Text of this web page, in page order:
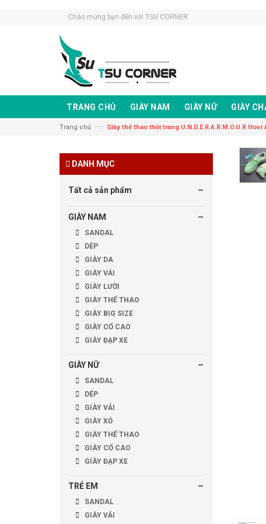
Chào mừng bạn đến với TSU CORNER
TRANG CHỦ GIÀY NAM GIÀY NỮ GIÀY
Trang chủ —› Giày thể thao thời trang U.N.D.E.R A.R.M.O.U.R
DANH MỤC
Tất cả sản phẩm
GIÀY NAM
SANDAL
DÉP
GIÀY DA
GIÀY VẢI
GIÀY LƯỜI
GIÀY THỂ THAO
GIÀY BIG SIZE
GIÀY CỔ CAO
GIÀY ĐẠP XE
GIÀY NỮ
SANDAL
DÉP
GIÀY VẢI
GIÀY XỎ
GIÀY THỂ THAO
GIÀY CỔ CAO
GIÀY ĐẠP XE
TRẺ EM
SANDAL
GIÀY VẢI